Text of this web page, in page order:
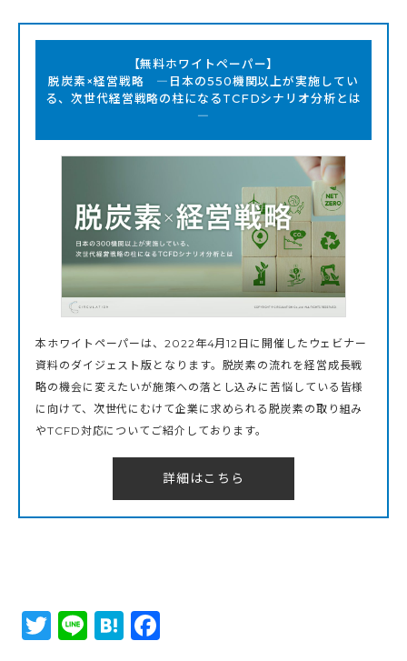
【無料ホワイトペーパー】
脱炭素×経営戦略 ―日本の550機関以上が実施してい
る、次世代経営戦略の柱になるTCFDシナリオ分析とは
―
本ホワイトペーパーは、2022年4月12日に開催したウェビナー
資料のダイジェスト版となります。脱炭素の流れを経営成長戦
略の機会に変えたいが施策への落とし込みに苦悩している皆様
に向けて、次世代にむけて企業に求められる脱炭素の取り組み
やTCFD対応についてご紹介しております。
詳細はこちら
Twitter
LineHatena